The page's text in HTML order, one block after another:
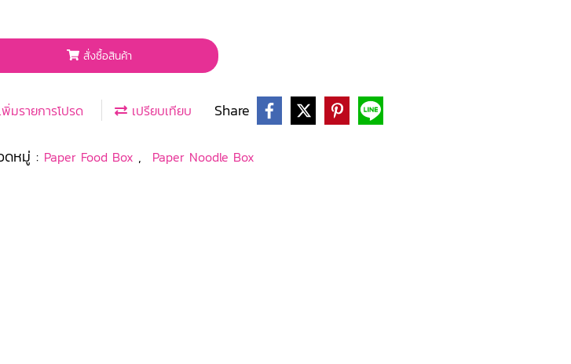
สั่งซื้อสินค้า
พิ่มรายการโปรด เปรียบเทียบ Share
ดหมู่ : Paper Food Box , Paper Noodle Box